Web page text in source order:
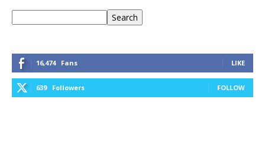
Search
16,474 Fans LIKE
639 Followers FOLLOW